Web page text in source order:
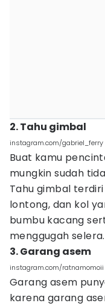
2. Tahu gimbal
instagram.com/gabriel_ferry
Buat kamu
mungkin sudah
Tahu gimbal
lontong, dan kol
bumbu kacang
menggugah selera.
3. Garang asem
instagram.com/ratnamomoii
Garang asem
karena garang